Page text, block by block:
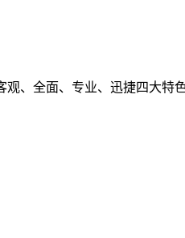
、全面、专业、迅捷四大特